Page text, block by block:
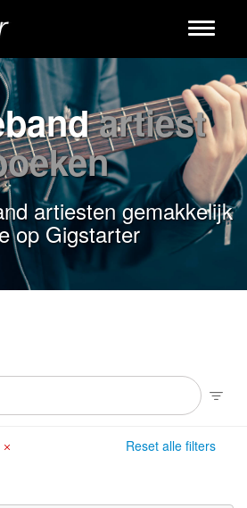
Toggle
artiest
artiesten gemakkelijk
op Gigstarter
Reset alle filters